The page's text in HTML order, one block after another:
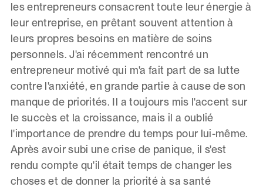
les entrepreneurs consacrent toute leur énergie à
leur entreprise, en prêtant souvent attention à
leurs propres besoins en matière de soins
personnels. J'ai récemment rencontré un
entrepreneur motivé qui m'a fait part de sa lutte
contre l'anxiété, en grande partie à cause de son
manque de priorités. Il a toujours mis l'accent sur
le succès et la croissance, mais il a oublié
l'importance de prendre du temps pour lui-même.
Après avoir subi une crise de panique, il s'est
rendu compte qu'il était temps de changer les
choses et de donner la priorité à sa santé